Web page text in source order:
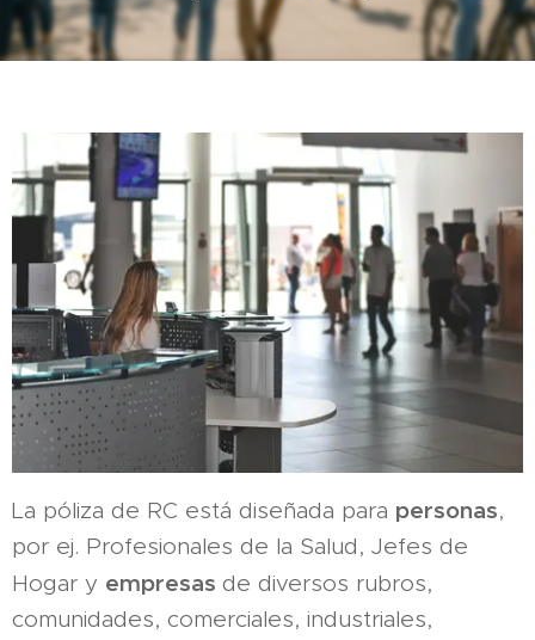
La póliza de RC está diseñada para personas,
por ej. Profesionales de la Salud, Jefes de
Hogar y empresas de diversos rubros,
comunidades, comerciales, industriales,